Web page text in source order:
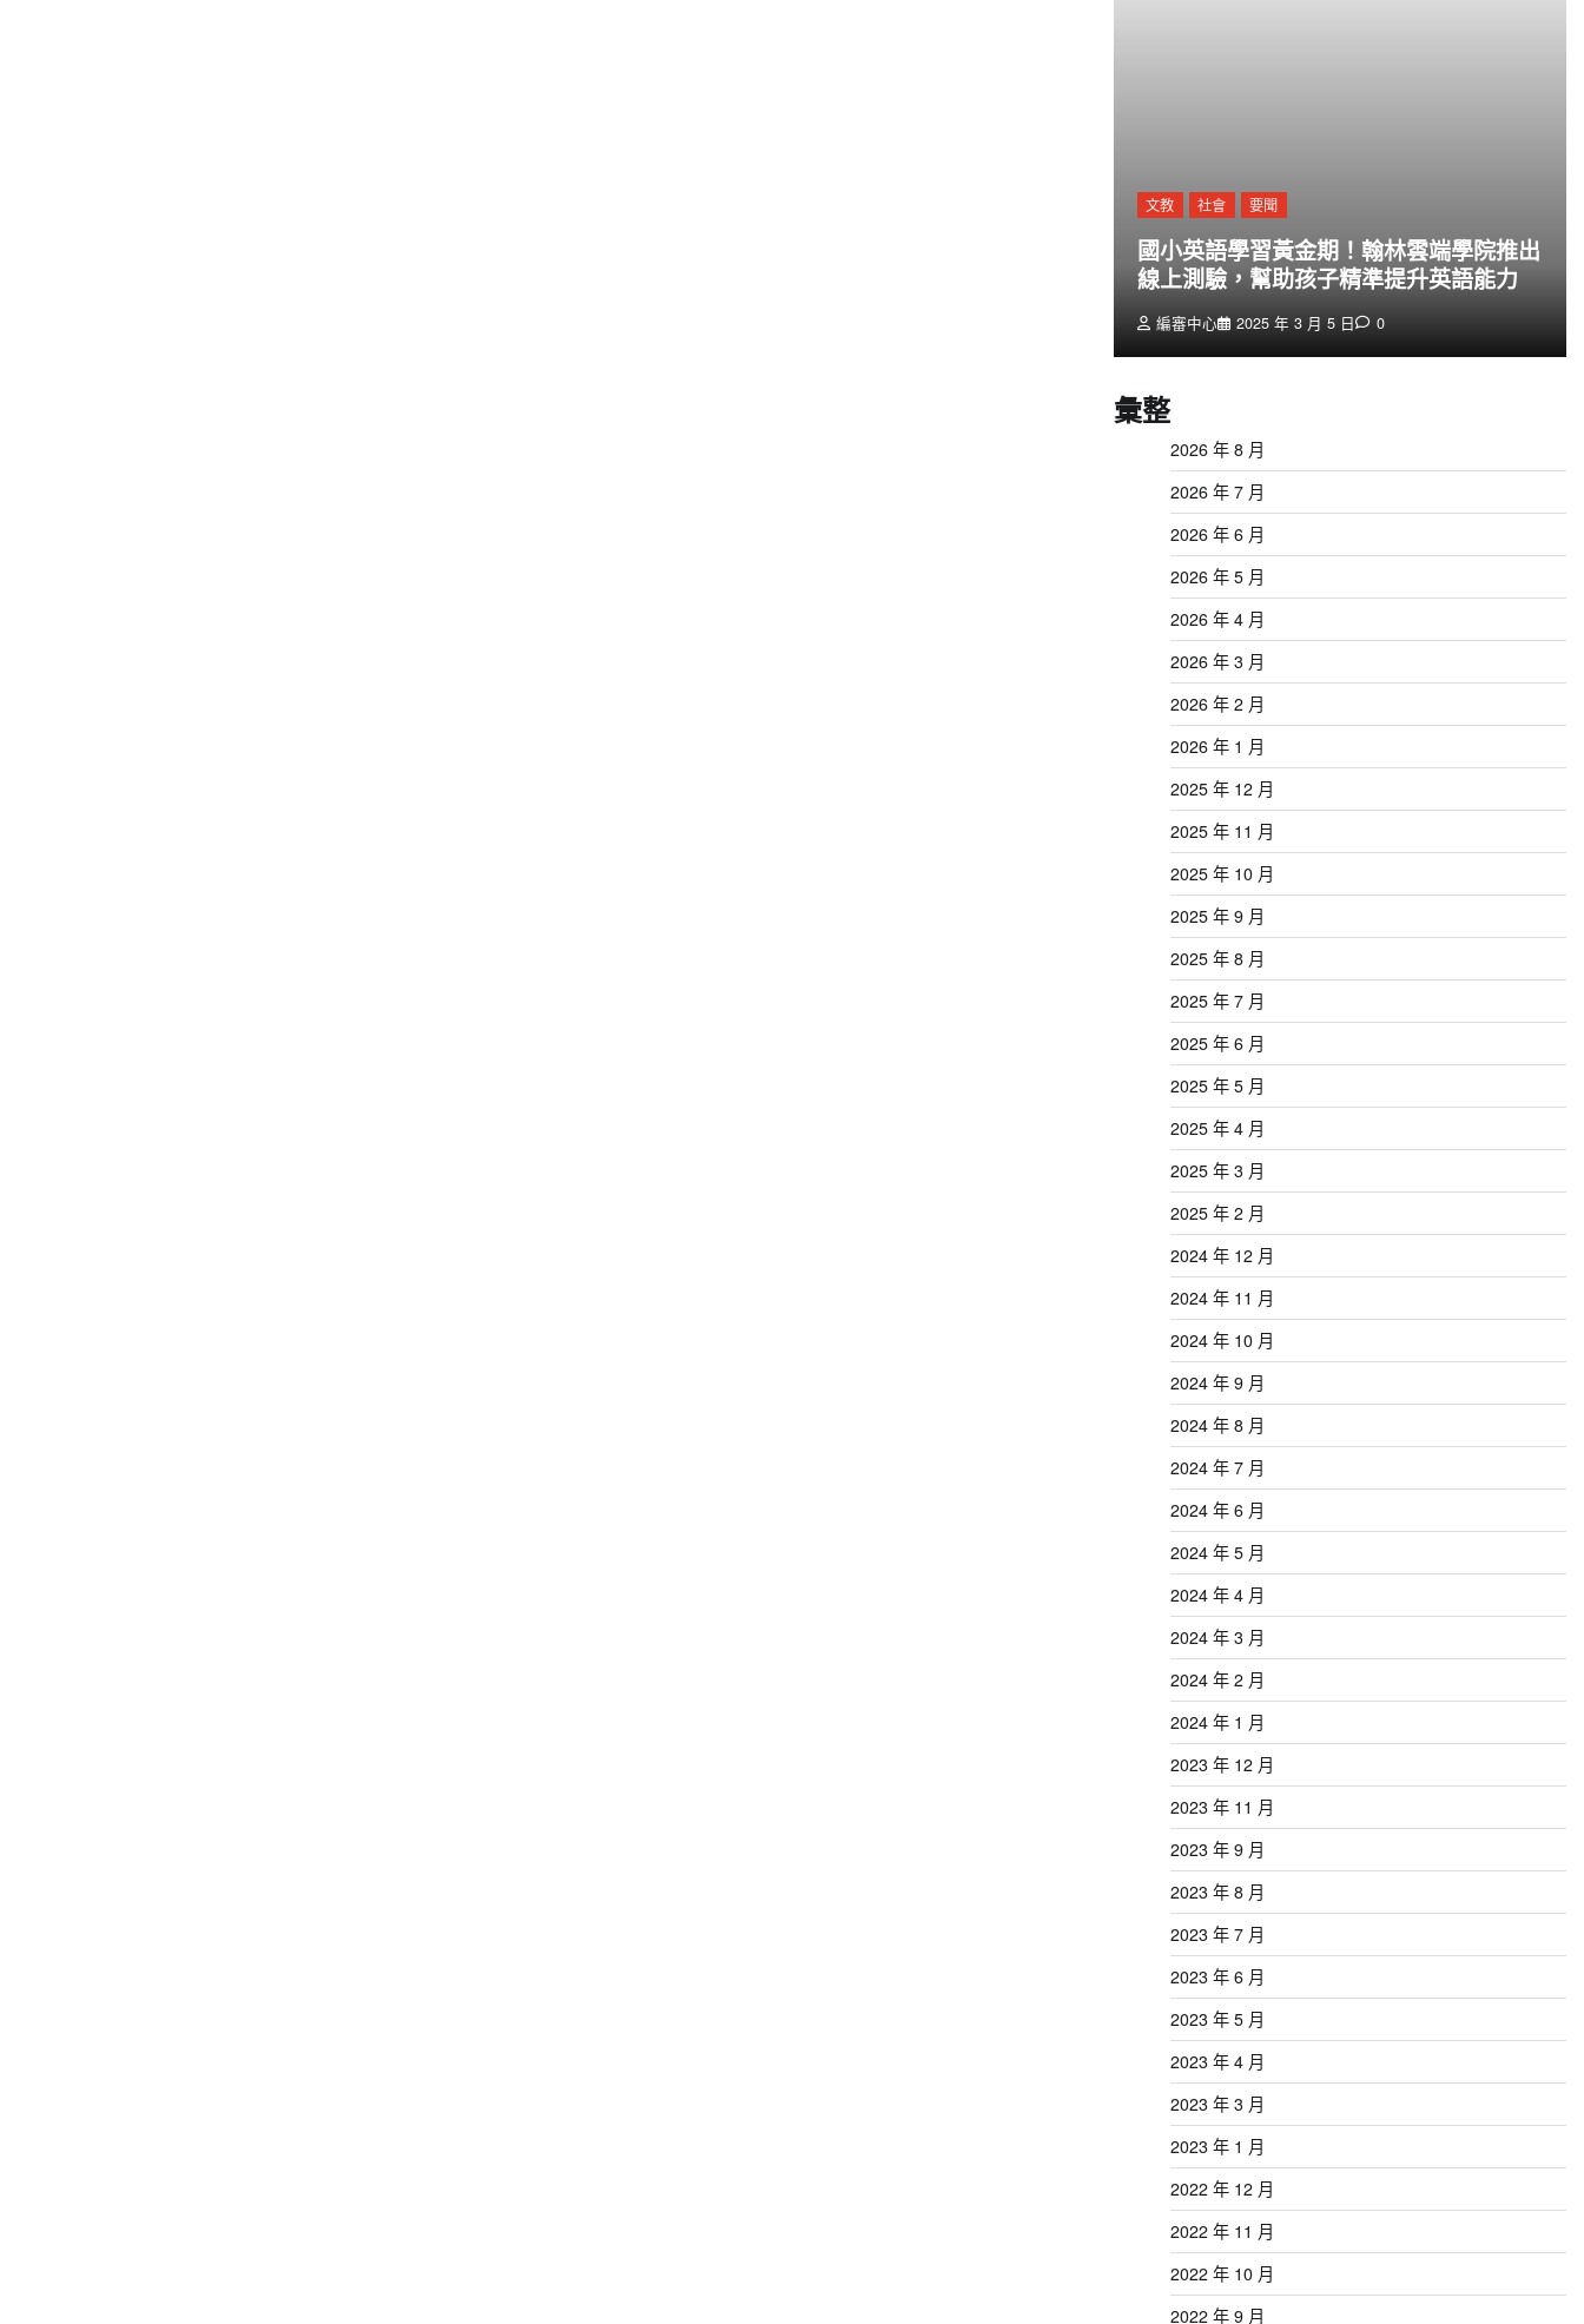
文教 社會 要聞
國小英語學習黃金期！翰林雲端學院推出
線上測驗，幫助孩子精準提升英語能力
編審中心 2025 年 3 月 5 日 0
彙整
2026 年 8 月
2026 年 7 月
2026 年 6 月
2026 年 5 月
2026 年 4 月
2026 年 3 月
2026 年 2 月
2026 年 1 月
2025 年 12 月
2025 年 11 月
2025 年 10 月
2025 年 9 月
2025 年 8 月
2025 年 7 月
2025 年 6 月
2025 年 5 月
2025 年 4 月
2025 年 3 月
2025 年 2 月
2024 年 12 月
2024 年 11 月
2024 年 10 月
2024 年 9 月
2024 年 8 月
2024 年 7 月
2024 年 6 月
2024 年 5 月
2024 年 4 月
2024 年 3 月
2024 年 2 月
2024 年 1 月
2023 年 12 月
2023 年 11 月
2023 年 9 月
2023 年 8 月
2023 年 7 月
2023 年 6 月
2023 年 5 月
2023 年 4 月
2023 年 3 月
2023 年 1 月
2022 年 12 月
2022 年 11 月
2022 年 10 月
2022 年 9 月